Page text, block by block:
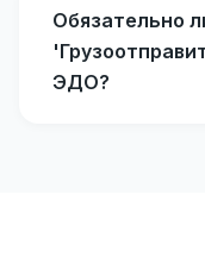
Обязательно
ЭДО?